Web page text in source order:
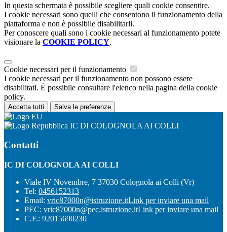
In questa schermata è possibile scegliere quali cookie consentire.
I cookie necessari sono quelli che consentono il funzionamento della
piattaforma e non è possibile disabilitarli.
Per conoscere quali sono i cookie necessari al funzionamento potete
visionare la COOKIE POLICY.
Cookie necessari per il funzionamento
I cookie necessari per il funzionamento non possono essere
disabilitati. È possibile consultare l'elenco nella pagina della cookie
policy.
Accetta tutti Salva le preferenze
IC DI COLOGNOLA AI COLLI
Contatti
IC DI COLOGNOLA AI COLLI
Viale IV Novembre, 7 37030 Colognola ai Colli (Vr)
Tel: 0456152313
Email: vric87000n@istruzione.itLink per inviare una mail
PEC: vric87000n@pec.istruzione.itLink per inviare una mail
C.F.: 92015690230